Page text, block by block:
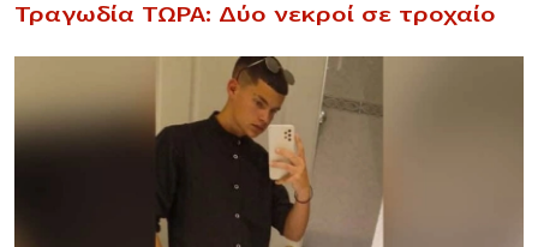
Τραγωδία ΤΩΡΑ: Δύο νεκροί σε τροχαίο